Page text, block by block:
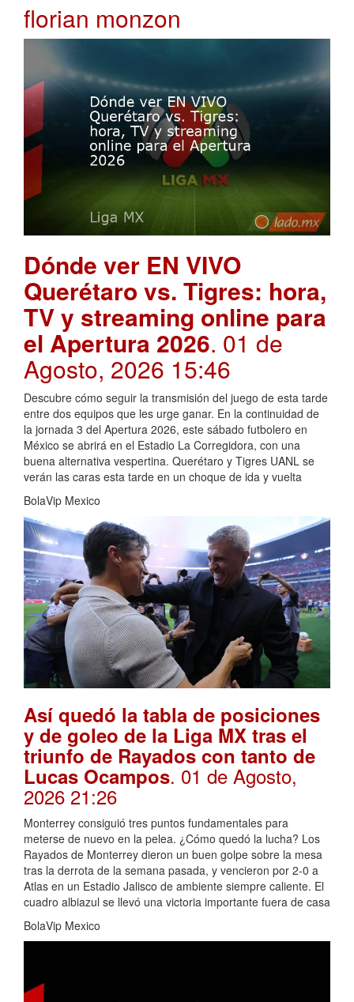
florian monzon
Dónde ver EN VIVO
Querétaro vs. Tigres: hora,
TV y streaming online para
el Apertura 2026. 01 de
Agosto, 2026 15:46
Descubre cómo seguir la transmisión del juego de esta tarde
entre dos equipos que les urge ganar. En la continuidad de
la jornada 3 del Apertura 2026, este sábado futbolero en
México se abrirá en el Estadio La Corregidora, con una
buena alternativa vespertina. Querétaro y Tigres UANL se
verán las caras esta tarde en un choque de ida y vuelta
BolaVip Mexico
Así quedó la tabla de posiciones
y de goleo de la Liga MX tras el
triunfo de Rayados con tanto de
Lucas Ocampos. 01 de Agosto,
2026 21:26
Monterrey consiguió tres puntos fundamentales para
meterse de nuevo en la pelea. ¿Cómo quedó la lucha? Los
Rayados de Monterrey dieron un buen golpe sobre la mesa
tras la derrota de la semana pasada, y vencieron por 2-0 a
Atlas en un Estadio Jalisco de ambiente siempre caliente. El
cuadro albiazul se llevó una victoria importante fuera de casa
BolaVip Mexico